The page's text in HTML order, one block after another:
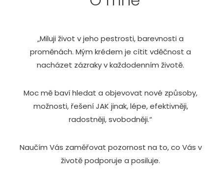
„Miluji život v jeho pestrosti, barevnosti a
proměnách. Mým krédem je cítit vděčnost a
nacházet zázraky v každodenním životě.
Moc mě baví hledat a objevovat nové způsoby,
možnosti, řešení JAK jinak, lépe, efektivněji,
radostněji, svobodněji.“
Naučím Vás zaměřovat pozornost na to, co Vás v
životě podporuje a posiluje.